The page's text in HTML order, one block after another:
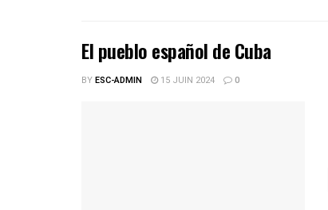
El pueblo español de Cuba
BYESC-ADMIN 15 JUIN 2024 0